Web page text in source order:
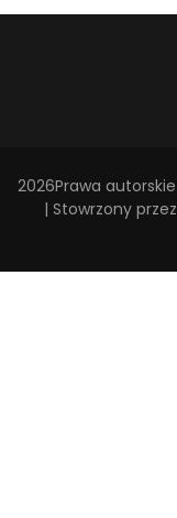
2026Prawa autorskie
| Stowrzony przez